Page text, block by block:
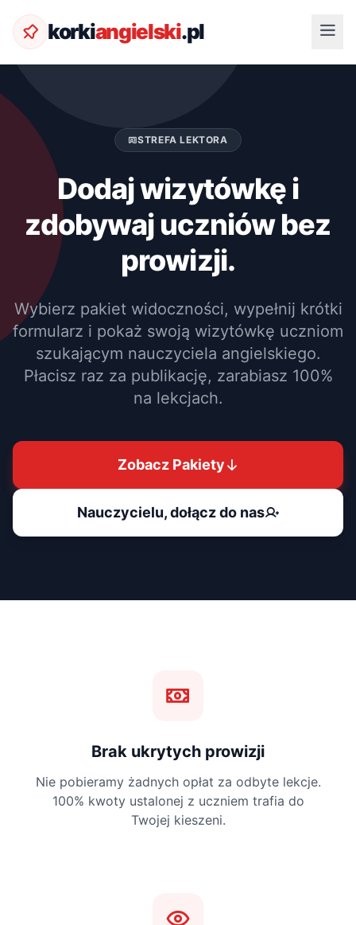
korkiangielski.pl
STREFA LEKTORA
Dodaj wizytówkę i
zdobywaj uczniów bez
prowizji.
Wybierz pakiet widoczności, wypełnij krótki
formularz i pokaż swoją wizytówkę uczniom
szukającym nauczyciela angielskiego.
Płacisz raz za publikację, zarabiasz 100%
na lekcjach.
Zobacz Pakiety
Nauczycielu, dołącz do nas
Brak ukrytych prowizji
Nie pobieramy żadnych opłat za odbyte lekcje.
100% kwoty ustalonej z uczniem trafia do
Twojej kieszeni.